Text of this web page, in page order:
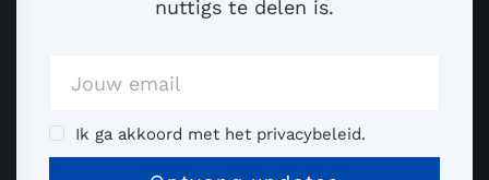
nuttigs te delen is.
Ik ga akkoord met het privacybeleid.